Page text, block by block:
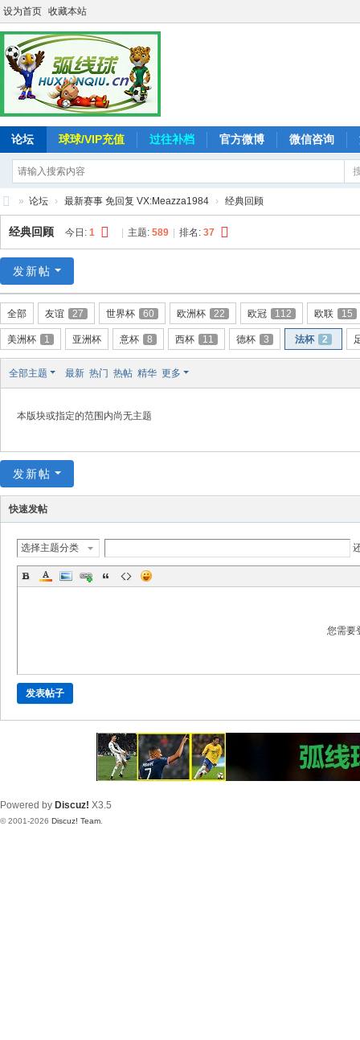
设为首页 收藏本站
论坛 球球/VIP充值 过往补档 官方微博 微信咨询
弧
线
-
追
求
致
» 论坛 › 最新赛事 免回复 VX:Meazza1984 › 经典回顾
经典回顾 今日: 1 主题: 589 排名: 37
发新帖
全部 友谊 27 世界杯 60 欧洲杯 22 欧冠 112 欧联 15
美洲杯 1 亚洲杯 意杯 8 西杯 11 德杯 3 法杯 2
全部主题 最新 热门 热帖 精华 更多
本版块或指定的范围内尚无主题
发新帖
快速发帖
选择主题分类
您需要
发表帖子
Powered by Discuz! X3.5
© 2001-2026 Discuz! Team